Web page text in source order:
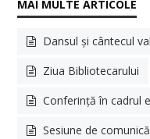
Dansul și cântecul
Ziua Bibliotecarului
Conferință în cadrul
Sesiune de